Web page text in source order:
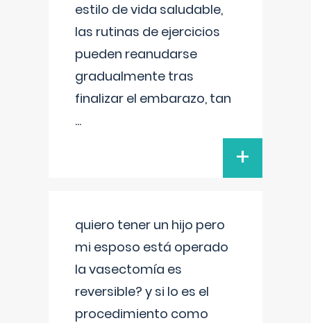
estilo de vida saludable,
las rutinas de ejercicios
pueden reanudarse
gradualmente tras
finalizar el embarazo, tan
...
+
quiero tener un hijo pero
mi esposo está operado
la vasectomía es
reversible? y si lo es el
procedimiento como